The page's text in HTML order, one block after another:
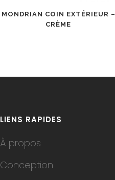
MONDRIAN COIN EXTÉRIEUR –
CRÈME
LIENS RAPIDES
À propos
Conception